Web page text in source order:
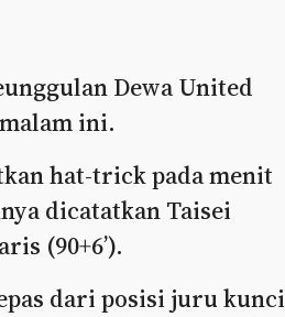
Dewa United
ini.
hat-trick pada menit
dicatatkan Taisei
(90+6’).
dari posisi juru kunci